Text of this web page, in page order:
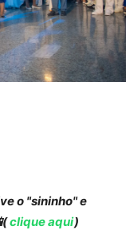
o "sininho" e
clique aqui)